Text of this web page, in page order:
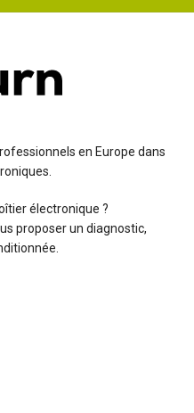
en Europe dans
électronique ?
proposer un diagnostic,